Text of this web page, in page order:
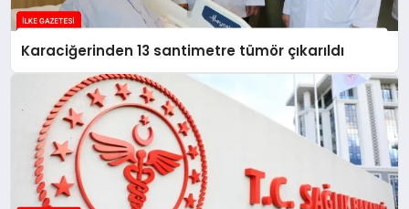
Karaciğerinden 13 santimetre tümör çıkarıldı